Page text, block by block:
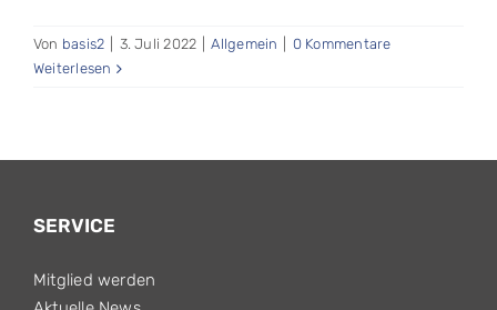
Von basis2 3. Juli 2022 Allgemein
0 Kommentare
Weiterlesen
SERVICE
Mitglied werden